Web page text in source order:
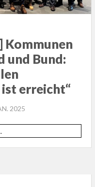
Kommunen
und Bund:
erreicht“
2025